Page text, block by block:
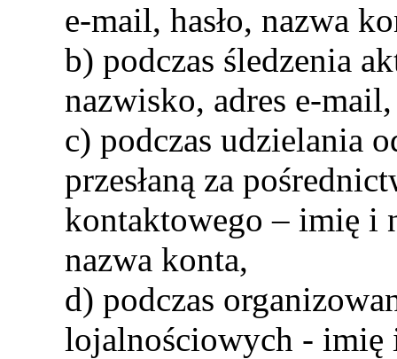
e-mail, hasło, nazwa
b) podczas śledzenia
nazwisko, adres e-
c) podczas udzielania
przesłaną za
kontaktowego – imię i
nazwa konta,
d) podczas
lojalnościowych - imię